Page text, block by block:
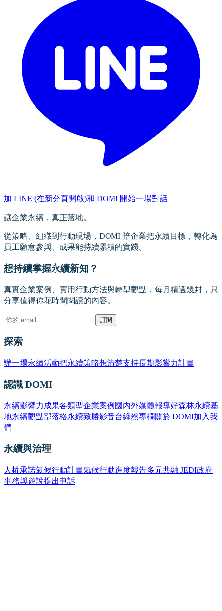
加 LINE (在新分頁開啟)和 DOMI 開始一場對話
讓企業永續，真正落地。
從策略、組織到行動現場，DOMI 陪企業把永續目標，轉化為
員工願意參與、成果能持續累積的實踐。
想持續掌握永續新知？
真實企業案例、實用行動方法與轉型觀點，每月精選幾封，只
分享值得你花時間閱讀的內容。
訂閱
探索
辦一場永續活動把永續策略想清楚支持長期影響力計畫
認識 DOMI
永續影響力成果各類型企業案例 國內外媒體報導好森林永續基
地永續觀點部落格永續致勝影音台綠然專欄關於 DOMI加入我
們
永續與治理
人權承諾氣候行動計畫氣候行動進度報告多元共融 JEDI政府
事務與遊說提出申訴